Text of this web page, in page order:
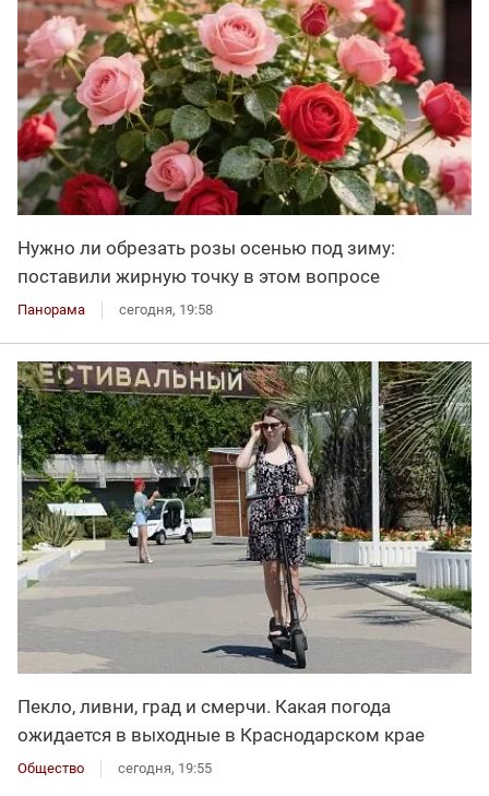
Нужно ли обрезать розы осенью под зиму:
поставили жирную точку в этом вопросе
Панорама сегодня, 19:58
Пекло, ливни, град и смерчи. Какая погода
ожидается в выходные в Краснодарском крае
Общество сегодня, 19:55